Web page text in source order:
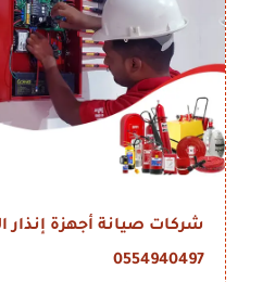
شركات صيانة أجهزة إنذار
0554940497